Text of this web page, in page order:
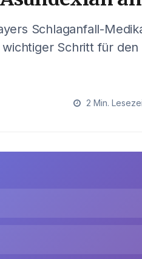
Schlaganfall-
Schritt für den
2 Min.